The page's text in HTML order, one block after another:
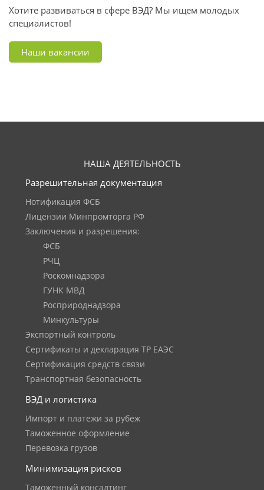
Хотите развиваться в сфере ВЭД? Мы ищем молодых
специалистов!
Наши вакансии
НАША ДЕЯТЕЛЬНОСТЬ
Разрешительная документация
Нотификация ФСБ
Лицензии Минпромторга РФ
Заключения и разрешения:
ФСБ
РЧЦ
Роскомнадзора
ГУНК МВД
Росприроднадзора
Минкультуры
Экспортный контроль
Сертификаты и декларация ТР ЕАЭС
Сертификация средств связи
Транспортная безопасность
ВЭД и логистика
Импорт и платежи за рубеж
Таможенное оформление
Перевозка грузов
Минимизация рисков